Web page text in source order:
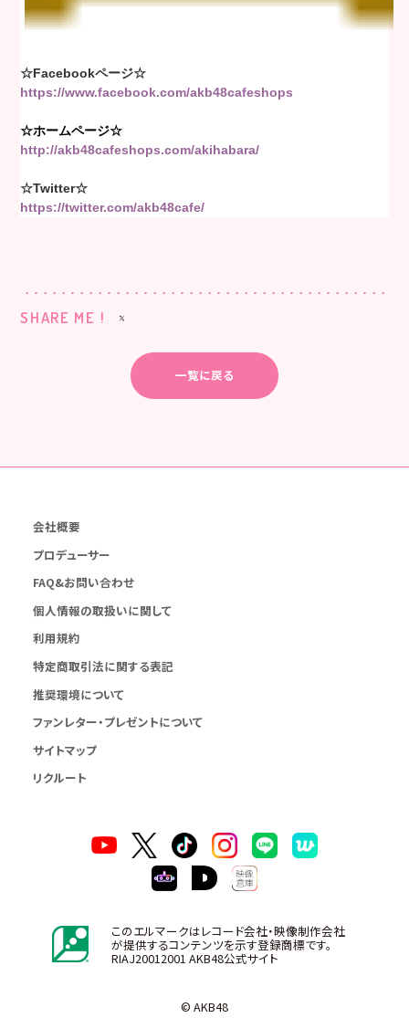
☆Facebookページ☆
https://www.facebook.com/akb48cafeshops
☆ホームページ☆
http://akb48cafeshops.com/akihabara/
☆Twitter☆
https://twitter.com/akb48cafe/
SHARE ME !
一覧に戻る
会社概要
プロデューサー
FAQ&お問い合わせ
個人情報の取扱いに関して
利用規約
特定商取引法に関する表記
推奨環境について
ファンレター・プレゼントについて
サイトマップ
リクルート
このエルマークはレコード会社・映像制作会社
が提供するコンテンツを示す登録商標です。
RIAJ20012001 AKB48公式サイト
© AKB48